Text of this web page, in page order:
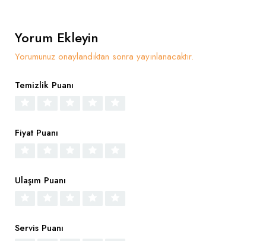
Yorum Ekleyin
Yorumunuz onaylandıktan sonra yayınlanacaktır.
Temizlik Puanı
Fiyat Puanı
Ulaşım Puanı
Servis Puanı